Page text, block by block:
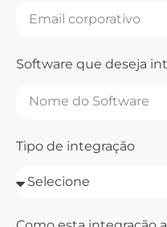
Software que deseja
Tipo de integração